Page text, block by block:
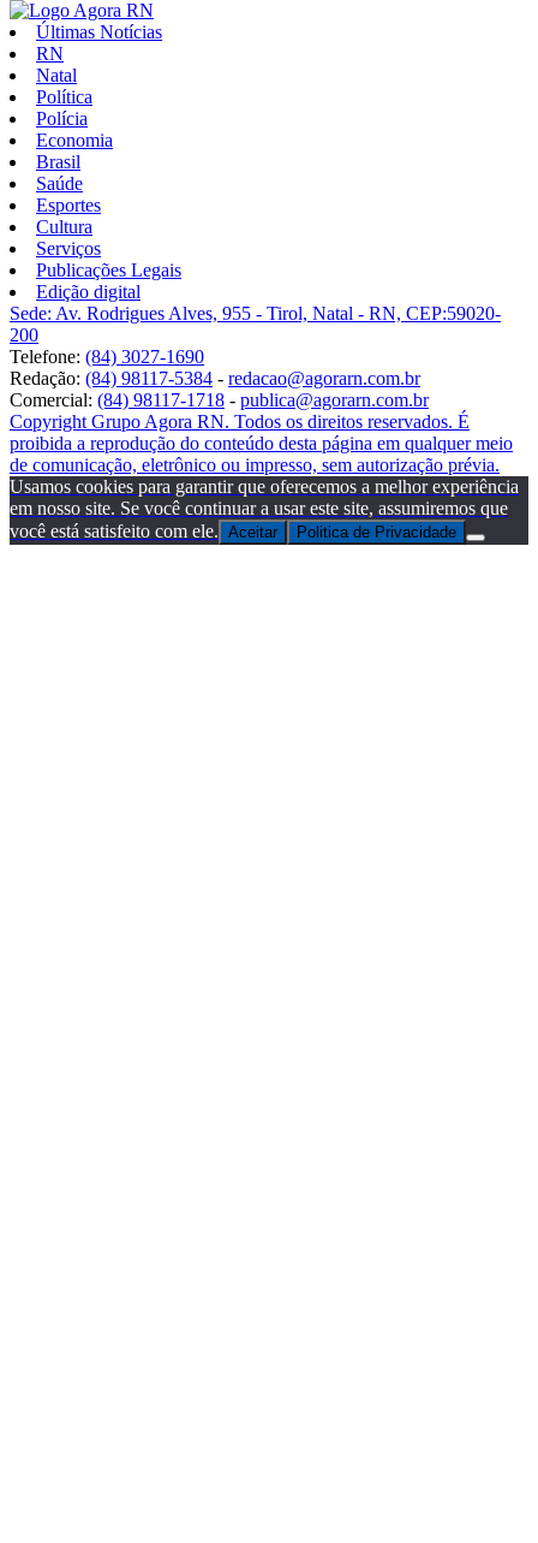
Últimas Notícias
RN
Natal
Política
Polícia
Economia
Brasil
Saúde
Esportes
Cultura
Serviços
Publicações Legais
Edição digital
Sede: Av. Rodrigues Alves, 955 - Tirol, Natal - RN, CEP:59020-
200
Telefone: (84) 3027-1690
Redação: (84) 98117-5384 - redacao@agorarn.com.br
Comercial: (84) 98117-1718 - publica@agorarn.com.br
Copyright Grupo Agora RN. Todos os direitos reservados. É
proibida a reprodução do conteúdo desta página em qualquer meio
de comunicação, eletrônico ou impresso, sem autorização prévia.
Usamos cookies para garantir que oferecemos a melhor experiência
em nosso site. Se você continuar a usar este site, assumiremos que
você está satisfeito com ele. Aceitar Politica de Privacidade